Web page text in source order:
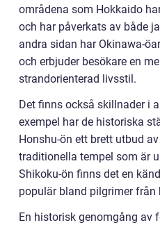
områdena som Hokkaido
och har påverkats av både
andra sidan har Okinawa-
och erbjuder besökare en
strandorienterad livsstil.
Det finns också skillnader i
exempel har de historiska
Honshu-ön ett brett utbud
traditionella tempel som är
Shikoku-ön finns det en
populär bland pilgrimer från
En historisk genomgång av